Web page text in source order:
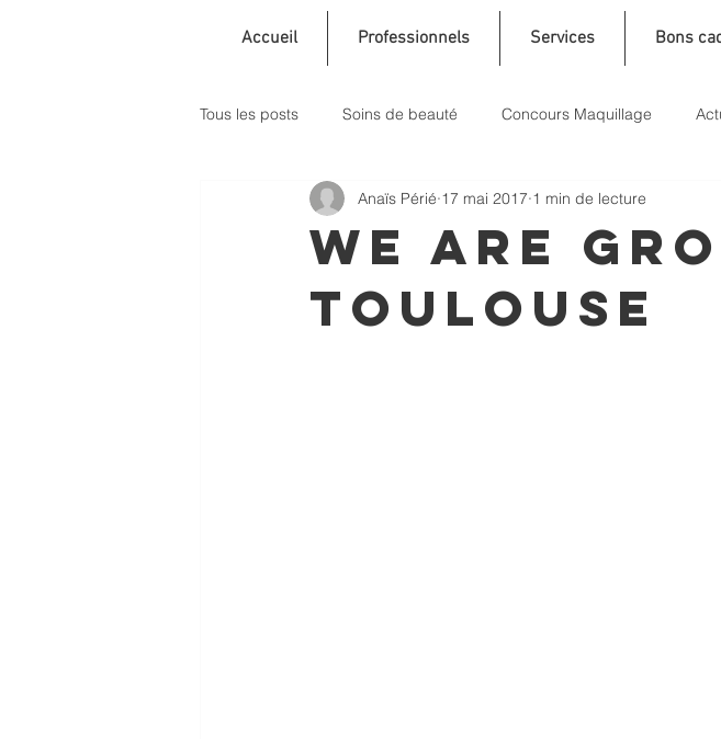
Accueil Professionnels Services Bons
Tous les posts Soins de beauté Concours Maquillage
WE ARE
TOULOUSE
Anaïs Périé 17 mai 2017 1 min de lecture